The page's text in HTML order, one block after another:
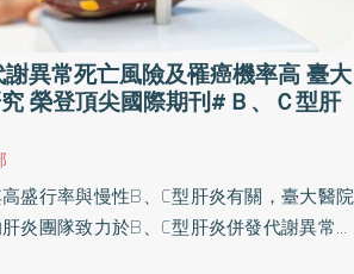
異常死亡風險及罹癌機率高 臺大
榮登頂尖國際期刊#Ｂ、Ｃ型肝
盛行率與慢性B、C型肝炎有關，臺大醫院
炎團隊致力於B、C型肝炎併發代謝異常治